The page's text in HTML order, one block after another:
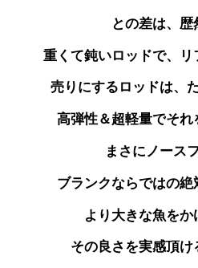
との差は、歴
重くて鈍いロッドで、
売りにするロッドは、
高弾性＆超軽量でそれ
まさにノース
ブランクならではの絶
より大きな魚をか
その良さを実感頂け